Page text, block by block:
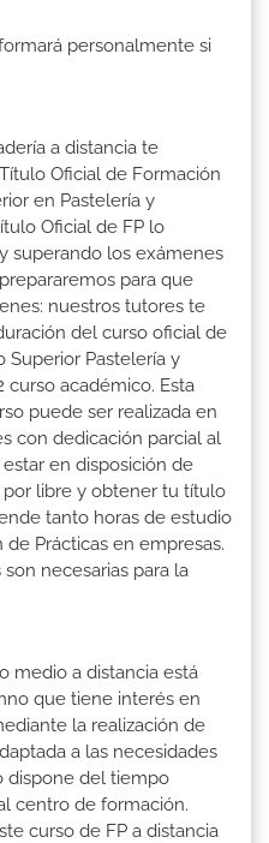
personalmente si
a distancia te
Oficial de Formación
en Pastelería y
Oficial de FP lo
superando los exámenes
para que
nuestros tutores te
del curso oficial de
Superior Pastelería y
curso académico. Esta
puede ser realizada en
con dedicación parcial al
en disposición de
libre y obtener tu título
tanto horas de estudio
Prácticas en empresas.
necesarias para la
medio a distancia está
que tiene interés en
la realización de
a las necesidades
dispone del tiempo
centro de formación.
curso de FP a distancia